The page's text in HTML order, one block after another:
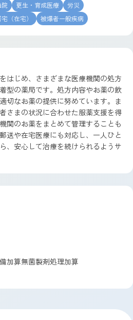
更生・育成医療
労災
（在宅） 被爆者一般疾病
はじめ、さまざまな医療機関の処方
型の薬局です。処方内容やお薬の飲
切なお薬の提供に努めています。ま
さまの状況に合わせた服薬支援を得
関のお薬をまとめて管理することも
送や在宅医療にも対応し、一人ひと
、安心して治療を続けられるようサ
加算無菌製剤処理加算